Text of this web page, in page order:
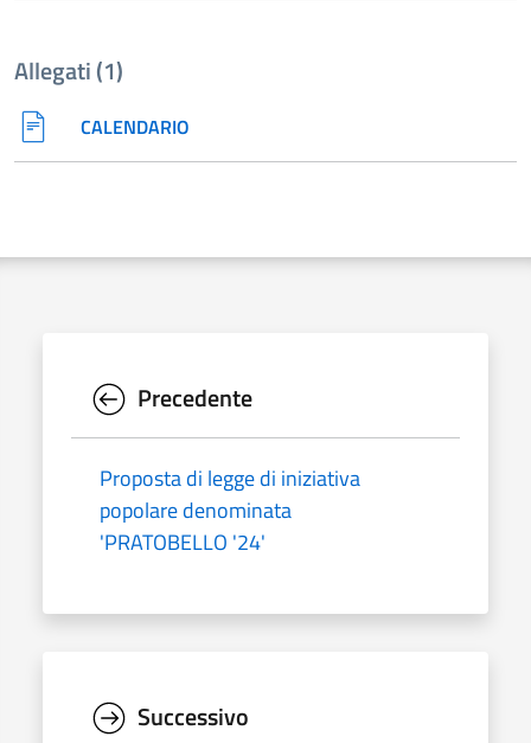
Allegati (1)
CALENDARIO
Precedente
Proposta di legge di iniziativa
popolare denominata
'PRATOBELLO '24'
Successivo